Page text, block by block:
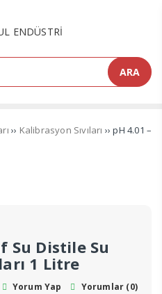
ARA
›› Kalibrasyon Sıvıları ›› pH 4.01 –
Su Distile Su
1 Litre
Yorum Yap Yorumlar (0)